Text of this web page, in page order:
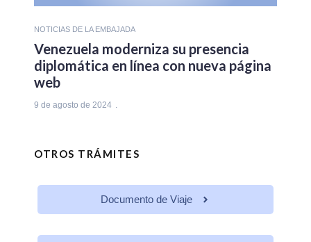
NOTICIAS DE LA EMBAJADA
Venezuela moderniza su presencia
diplomática en línea con nueva página
web
9 de agosto de 2024
OTROS TRÁMITES
Documento de Viaje